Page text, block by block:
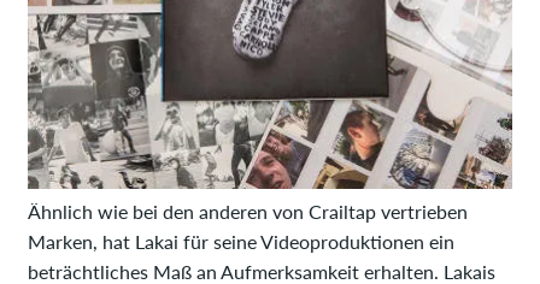
Ähnlich wie bei den anderen von Crailtap vertrieben
Marken, hat Lakai für seine Videoproduktionen ein
beträchtliches Maß an Aufmerksamkeit erhalten. Lakais